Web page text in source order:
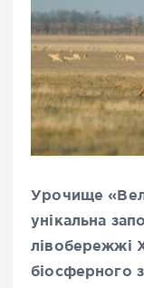
Урочище
унікальна
лівобережжі
біосферного